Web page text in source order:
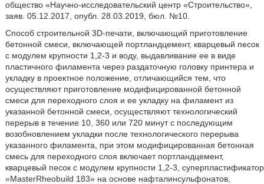
общество «Научно-исследовательский центр «Строительство»,
заяв. 05.12.2017, опубл. 28.03.2019, бюл. №10.
Способ строительной 3D-печати, включающий приготовление
бетонной смеси, включающей портландцемент, кварцевый песок
с модулем крупности 1,2-3 и воду, выдавливание ее в виде
пластичного филамента через раздаточную головку принтера и
укладку в проектное положение, отличающийся тем, что
осуществляют приготовление модифицированной бетонной
смеси для переходного слоя и ее укладку на филамент из
указанной бетонной смеси, осуществляют технологический
перерыв в течение 10, 360 или 720 минут с последующим
возобновлением укладки после технологического перерыва
указанного филамента, при этом модифицированная бетонная
смесь для переходного слоя включает портландцемент,
кварцевый песок с модулем крупности 1,2-3, суперпластификатор
«MasterRheobuild 183» на основе нафталинсульфонатов,